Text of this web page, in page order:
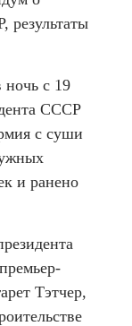
результаты
с 19
СССР
с суши
и ранено
Тэтчер,